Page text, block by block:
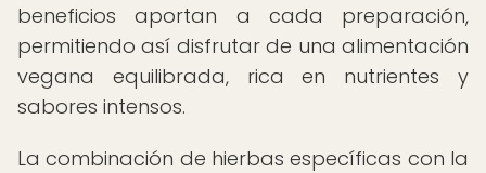
beneficios aportan a cada preparación,
permitiendo así disfrutar de una alimentación
vegana equilibrada, rica en nutrientes y
sabores intensos.
La combinación de hierbas específicas con la